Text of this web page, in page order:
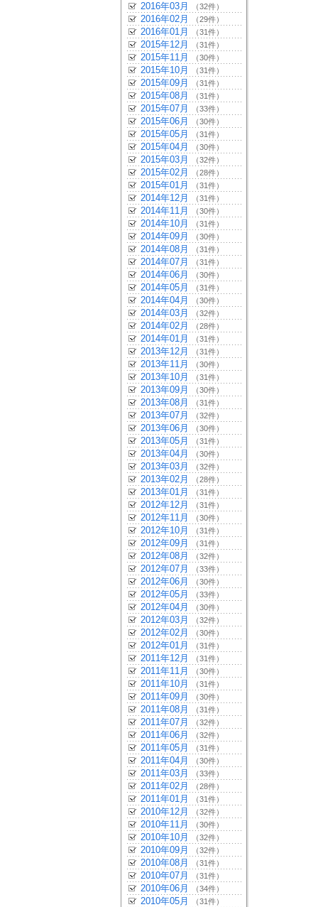
2016年03月 （32件）
2016年02月 （29件）
2016年01月 （31件）
2015年12月 （31件）
2015年11月 （30件）
2015年10月 （31件）
2015年09月 （31件）
2015年08月 （31件）
2015年07月 （33件）
2015年06月 （30件）
2015年05月 （31件）
2015年04月 （30件）
2015年03月 （32件）
2015年02月 （28件）
2015年01月 （31件）
2014年12月 （31件）
2014年11月 （30件）
2014年10月 （31件）
2014年09月 （30件）
2014年08月 （31件）
2014年07月 （31件）
2014年06月 （30件）
2014年05月 （31件）
2014年04月 （30件）
2014年03月 （32件）
2014年02月 （28件）
2014年01月 （31件）
2013年12月 （31件）
2013年11月 （30件）
2013年10月 （31件）
2013年09月 （30件）
2013年08月 （31件）
2013年07月 （32件）
2013年06月 （30件）
2013年05月 （31件）
2013年04月 （30件）
2013年03月 （32件）
2013年02月 （28件）
2013年01月 （31件）
2012年12月 （31件）
2012年11月 （30件）
2012年10月 （31件）
2012年09月 （31件）
2012年08月 （32件）
2012年07月 （33件）
2012年06月 （30件）
2012年05月 （33件）
2012年04月 （30件）
2012年03月 （32件）
2012年02月 （30件）
2012年01月 （31件）
2011年12月 （31件）
2011年11月 （30件）
2011年10月 （31件）
2011年09月 （30件）
2011年08月 （31件）
2011年07月 （32件）
2011年06月 （32件）
2011年05月 （31件）
2011年04月 （30件）
2011年03月 （33件）
2011年02月 （28件）
2011年01月 （31件）
2010年12月 （32件）
2010年11月 （30件）
2010年10月 （32件）
2010年09月 （32件）
2010年08月 （31件）
2010年07月 （31件）
2010年06月 （34件）
2010年05月 （31件）